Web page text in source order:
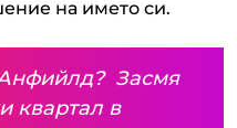
на името си.
Засмя
квартал в